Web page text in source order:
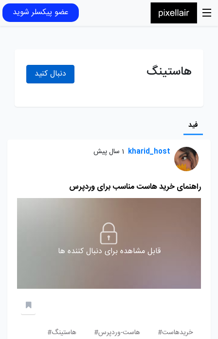
عضو پیکسلر شوید
هاستینگ دنبال کنید
فید
kharid_host 1 سال پیش
راهنمای خرید هاست مناسب برای وردپرس
قابل مشاهده برای دنبال کننده ها
خریدهاست# هاست-وردپرس# هاستینگ#